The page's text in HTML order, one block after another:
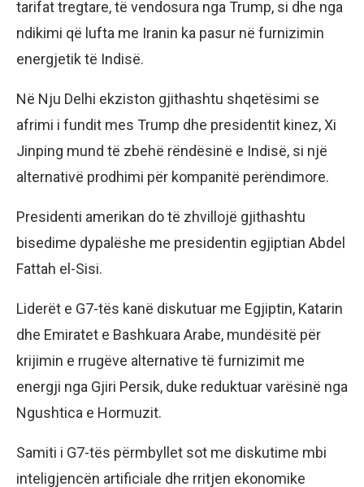
tarifat tregtare, të vendosura nga Trump, si dhe nga
ndikimi që lufta me Iranin ka pasur në furnizimin
energjetik të Indisë.
Në Nju Delhi ekziston gjithashtu shqetësimi se
afrimi i fundit mes Trump dhe presidentit kinez, Xi
Jinping mund të zbehë rëndësinë e Indisë, si një
alternativë prodhimi për kompanitë perëndimore.
Presidenti amerikan do të zhvillojë gjithashtu
bisedime dypalëshe me presidentin egjiptian Abdel
Fattah el-Sisi.
Liderët e G7-tës kanë diskutuar me Egjiptin, Katarin
dhe Emiratet e Bashkuara Arabe, mundësitë për
krijimin e rrugëve alternative të furnizimit me
energji nga Gjiri Persik, duke reduktuar varësinë nga
Ngushtica e Hormuzit.
Samiti i G7-tës përmbyllet sot me diskutime mbi
inteligjencën artificiale dhe rritjen ekonomike